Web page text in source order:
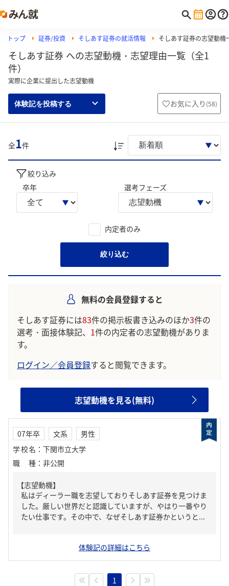
トップ 証券/投資 そしあす証券の就活情報 そしあす証券の志望動機
そしあす証券 への志望動機・志望理由一覧（全1
件）
実際に企業に提出した志望動機
体験記を投稿する お気に入り (58)
全1件
絞り込み
卒年
選考フェーズ
内定者のみ
絞り込む
無料の会員登録すると
そしあす証券には83件の掲示板書き込みのほか3件の
選考・面接体験記、 1件の内定者の志望動機がありま
す。
ログイン／会員登録すると閲覧できます。
志望動機を見る(無料)
07年卒 文系
男性
学校名 ： 下関市立大学
職種 ： 非公開
【志望動機】
私はディーラー職を志望しておりそしあす証券を見つけま
した。厳しい世界だと認識していますが、やはり一番やり
たい仕事です。その中で、なぜそしあす証券かというと...
体験記の詳細はこちら
1